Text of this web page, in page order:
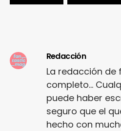
Redacción
La redacción
completo...
puede haber
seguro que el
hecho con